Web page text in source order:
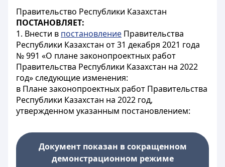
Правительство Республики Казахстан
ПОСТАНОВЛЯЕТ:
1. Внести в постановление Правительства
Республики Казахстан от 31 декабря 2021 года
№ 991 «О плане законопроектных работ
Правительства Республики Казахстан на 2022
год» следующие изменения:
в Плане законопроектных работ Правительства
Республики Казахстан на 2022 год,
утвержденном указанным постановлением:
Документ показан в сокращенном
демонстрационном режиме